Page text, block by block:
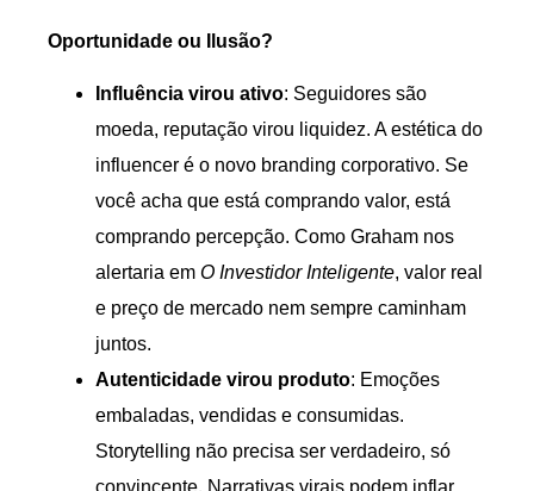
Oportunidade ou Ilusão?
Influência virou ativo: Seguidores são
moeda, reputação virou liquidez. A estética do
influencer é o novo branding corporativo. Se
você acha que está comprando valor, está
comprando percepção. Como Graham nos
alertaria em O Investidor Inteligente, valor real
e preço de mercado nem sempre caminham
juntos.
Autenticidade virou produto: Emoções
embaladas, vendidas e consumidas.
Storytelling não precisa ser verdadeiro, só
convincente. Narrativas virais podem inflar